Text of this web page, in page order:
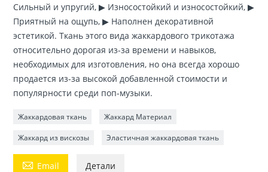
Сильный и упругий, ▶ Износостойкий и износостойкий, ▶
Приятный на ощупь, ▶ Наполнен декоративной
эстетикой. Ткань этого вида жаккардового трикотажа
относительно дорогая из-за времени и навыков,
необходимых для изготовления, но она всегда хорошо
продается из-за высокой добавленной стоимости и
популярности среди поп-музыки.
Жаккардовая ткань Жаккард Материал
Жаккард из вискозы Эластичная жаккардовая ткань
 Email Детали